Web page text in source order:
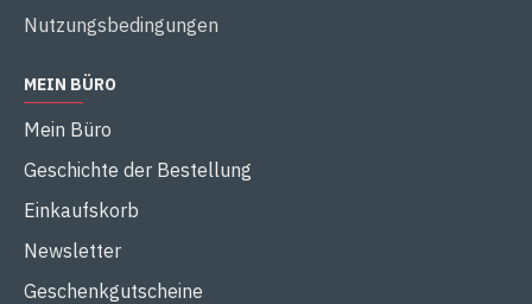
Nutzungsbedingungen
MEIN BÜRO
Mein Büro
Geschichte der Bestellung
Einkaufskorb
Newsletter
Geschenkgutscheine